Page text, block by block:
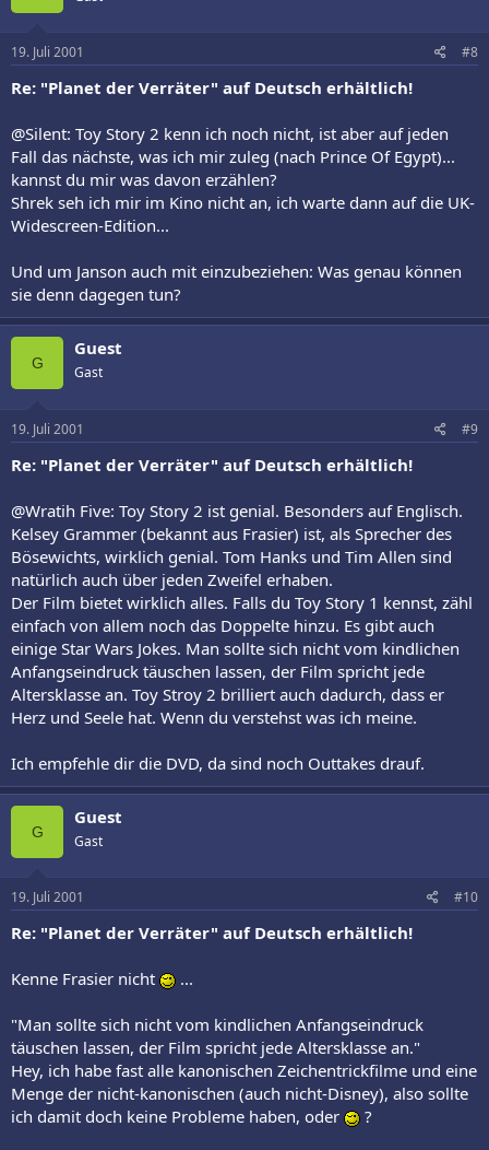
19. Juli 2001 #8
Re: "Planet der Verräter" auf Deutsch erhältlich!
@Silent: Toy Story 2 kenn ich noch nicht, ist aber auf jeden
Fall das nächste, was ich mir zuleg (nach Prince Of Egypt)...
kannst du mir was davon erzählen?
Shrek seh ich mir im Kino nicht an, ich warte dann auf die UK-
Widescreen-Edition...
Und um Janson auch mit einzubeziehen: Was genau können
sie denn dagegen tun?
G
Guest
Gast
19. Juli 2001 #9
Re: "Planet der Verräter" auf Deutsch erhältlich!
@Wratih Five: Toy Story 2 ist genial. Besonders auf Englisch.
Kelsey Grammer (bekannt aus Frasier) ist, als Sprecher des
Bösewichts, wirklich genial. Tom Hanks und Tim Allen sind
natürlich auch über jeden Zweifel erhaben.
Der Film bietet wirklich alles. Falls du Toy Story 1 kennst, zähl
einfach von allem noch das Doppelte hinzu. Es gibt auch
einige Star Wars Jokes. Man sollte sich nicht vom kindlichen
Anfangseindruck täuschen lassen, der Film spricht jede
Altersklasse an. Toy Stroy 2 brilliert auch dadurch, dass er
Herz und Seele hat. Wenn du verstehst was ich meine.
Ich empfehle dir die DVD, da sind noch Outtakes drauf.
G
Guest
Gast
19. Juli 2001 #10
Re: "Planet der Verräter" auf Deutsch erhältlich!
Kenne Frasier nicht ...
"Man sollte sich nicht vom kindlichen Anfangseindruck
täuschen lassen, der Film spricht jede Altersklasse an."
Hey, ich habe fast alle kanonischen Zeichentrickfilme und eine
Menge der nicht-kanonischen (auch nicht-Disney), also sollte
ich damit doch keine Probleme haben, oder
?